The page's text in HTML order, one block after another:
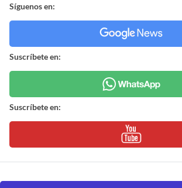
Síguenos en:
Suscríbete en:
Suscríbete en: